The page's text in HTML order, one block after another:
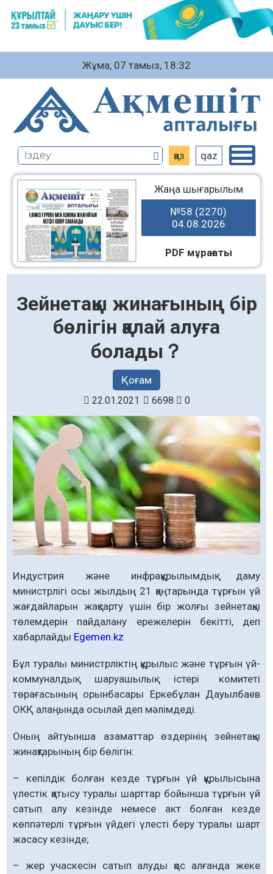
Жұма, 07 тамыз, 18:32
қаз qaz
Жаңа шығарылым
№58 (2270)
04.08.2026
PDF мұрағаты
Зейнетақы жинағының бір
бөлігін қалай алуға
болады？
Қоғам
22.01.2021 6698 0
Индустрия және инфрақұрылымдық даму
министрлігі осы жылдың 21 қаңтарында тұрғын үй
жағдайларын жақсарту үшін бір жолғы зейнетақы
төлемдерін пайдалану ережелерін бекітті, деп
хабарлайды Egemen.kz
Бұл туралы министрліктің құрылыс жəне тұрғын үй-
коммуналдық шаруашылық істері комитеті
төрағасының орынбасары Еркебұлан Дауылбаев
ОКҚ алаңында осылай деп мәлімдеді.
Оның айтуынша азаматтар өздерінің зейнетақы
жинақтарының бір бөлігін:
– кепілдік болған кезде тұрғын үй құрылысына
үлестік қатысу туралы шарттар бойынша тұрғын үй
сатып алу кезінде немесе акт болған кезде
көппәтерлі тұрғын үйдегі үлесті беру туралы шарт
жасасу кезінде;
– жер учаскесін сатып алуды қос алғанда жеке